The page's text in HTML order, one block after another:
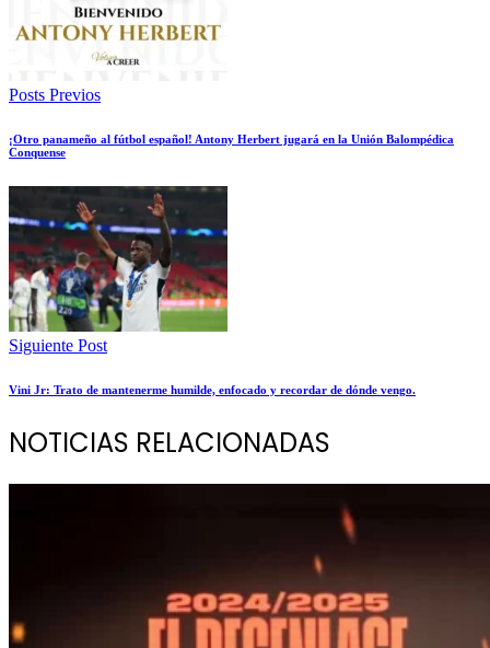
Posts Previos
¡Otro panameño al fútbol español! Antony Herbert jugará en la Unión Balompédica
Conquense
Siguiente Post
Vini Jr: Trato de mantenerme humilde, enfocado y recordar de dónde vengo.
NOTICIAS RELACIONADAS